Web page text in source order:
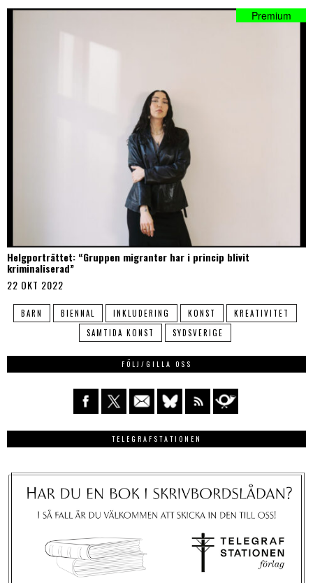
Helgporträttet: “Gruppen migranter har i princip blivit
kriminaliserad”
22 OKT 2022
BARN BIENNAL INKLUDERING KONST
KREATIVITET
SAMTIDA KONST
SYDSVERIGE
FÖLJ/GILLA OSS
TELEGRAFSTATIONEN